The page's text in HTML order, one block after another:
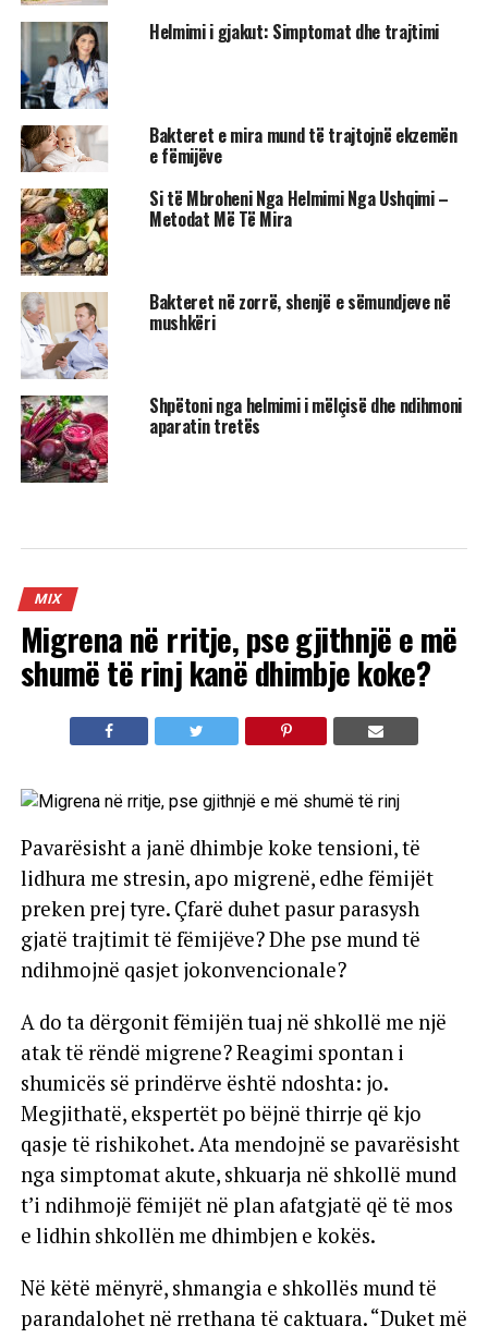
Helmimi i gjakut: Simptomat dhe trajtimi
Bakteret e mira mund të trajtojnë ekzemën
e fëmijëve
Si të Mbroheni Nga Helmimi Nga Ushqimi –
Metodat Më Të Mira
Bakteret në zorrë, shenjë e sëmundjeve në
mushkëri
Shpëtoni nga helmimi i mëlçisë dhe ndihmoni
aparatin tretës
MIX
Migrena në rritje, pse gjithnjë e më
shumë të rinj kanë dhimbje koke?
Pavarësisht a janë dhimbje koke tensioni, të
lidhura me stresin, apo migrenë, edhe fëmijët
preken prej tyre. Çfarë duhet pasur parasysh
gjatë trajtimit të fëmijëve? Dhe pse mund të
ndihmojnë qasjet jokonvencionale?
A do ta dërgonit fëmijën tuaj në shkollë me një
atak të rëndë migrene? Reagimi spontan i
shumicës së prindërve është ndoshta: jo.
Megjithatë, ekspertët po bëjnë thirrje që kjo
qasje të rishikohet. Ata mendojnë se pavarësisht
nga simptomat akute, shkuarja në shkollë mund
t’i ndihmojë fëmijët në plan afatgjatë që të mos
e lidhin shkollën me dhimbjen e kokës.
Në këtë mënyrë, shmangia e shkollës mund të
parandalohet në rrethana të caktuara. “Duket më